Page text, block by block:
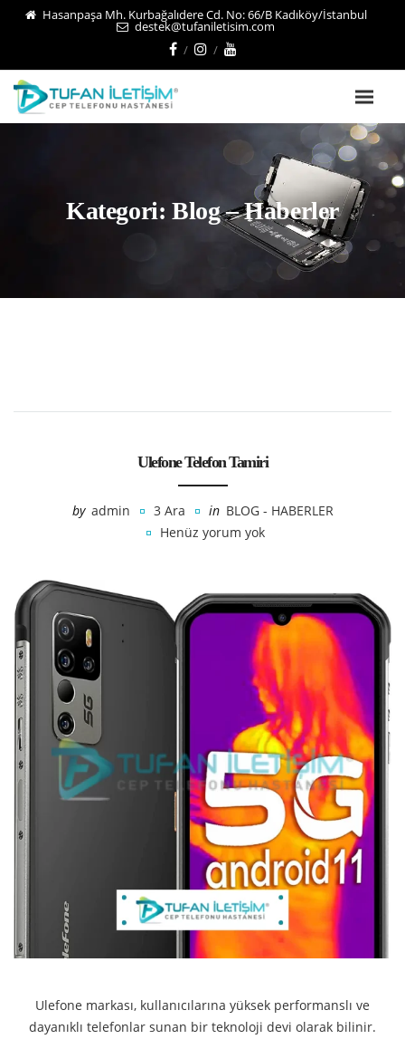
Hasanpaşa Mh. Kurbağalıdere Cd. No: 66/B Kadıköy/İstanbul
destek@tufaniletisim.com
Kategori: Blog – Haberler
Ulefone Telefon Tamiri
by admin 3 Ara in BLOG - HABERLER
Henüz yorum yok
Ulefone markası, kullanıcılarına yüksek performanslı ve
dayanıklı telefonlar sunan bir teknoloji devi olarak bilinir.